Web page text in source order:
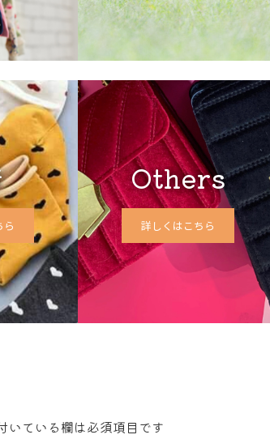
ら
Others
詳しくはこちら
いている欄は必須項目です